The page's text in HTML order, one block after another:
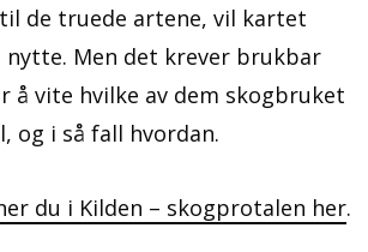
de truede artene, vil kartet
nytte. Men det krever brukbar
å vite hvilke av dem skogbruket
og i så fall hvordan.
du i Kilden – skogprotalen her.